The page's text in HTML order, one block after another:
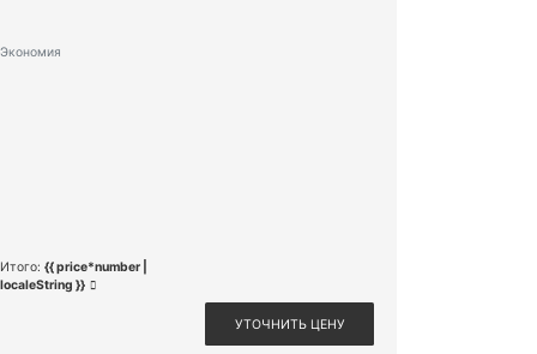
Экономия
Итого: {{ price*number |
localeString }}
УТОЧНИТЬ ЦЕНУ